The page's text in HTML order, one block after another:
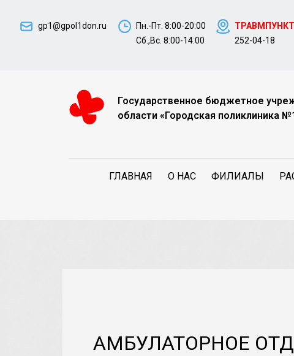
gp1@gpol1don.ru
Пн.-Пт. 8:00-20:00
Сб.,Вс. 8:00-14:00
ТРАВМПУНКТ
252-04-18
Государственное бюджетное
области «Городская поликлиника
ГЛАВНАЯ О НАС ФИЛИАЛЫ
АМБУЛАТОРНОЕ